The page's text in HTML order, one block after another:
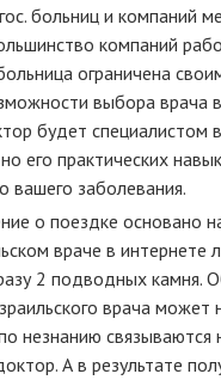
больниц и компаний
компаний
ограничена
выбора врача
будет специалистом
его практических
вашего заболевания.
о поездке основано
враче в интернете
2 подводных камня.
врача может
незнанию связываются
А в результате